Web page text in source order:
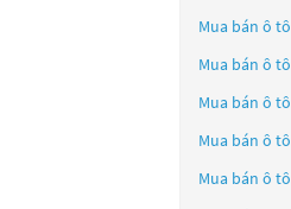
Mua bán ô tô
Mua bán ô tô
Mua bán ô tô
Mua bán ô tô
Mua bán ô tô